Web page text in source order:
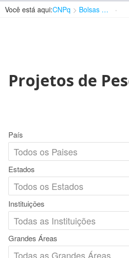
Você está aqui:CNPq Bolsas e Auxílios Vigentes
Projetos de
País
Estados
Instituições
Grandes Áreas